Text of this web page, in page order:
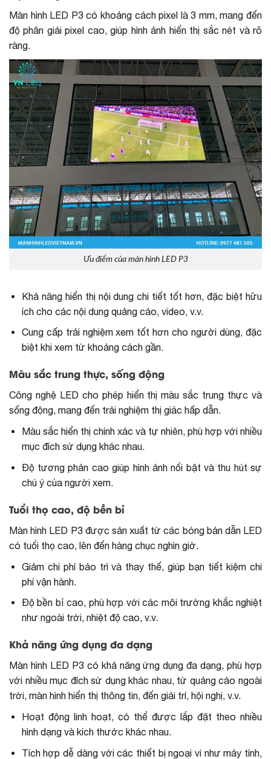
Màn hình LED P3 có khoảng cách pixel là 3 mm, mang đến
độ phân giải pixel cao, giúp hình ảnh hiển thị sắc nét và rõ
ràng.
Ưu điểm của màn hình LED P3
Khả năng hiển thị nội dung chi tiết tốt hơn, đặc biệt hữu
ích cho các nội dung quảng cáo, video, v.v.
Cung cấp trải nghiệm xem tốt hơn cho người dùng, đặc
biệt khi xem từ khoảng cách gần.
Màu sắc trung thực, sống động
Công nghệ LED cho phép hiển thị màu sắc trung thực và
sống động, mang đến trải nghiệm thị giác hấp dẫn.
Màu sắc hiển thị chính xác và tự nhiên, phù hợp với nhiều
mục đích sử dụng khác nhau.
Độ tương phản cao giúp hình ảnh nổi bật và thu hút sự
chú ý của người xem.
Tuổi thọ cao, độ bền bỉ
Màn hình LED P3 được sản xuất từ các bóng bán dẫn LED
có tuổi thọ cao, lên đến hàng chục nghìn giờ.
Giảm chi phí bảo trì và thay thế, giúp bạn tiết kiệm chi
phí vận hành.
Độ bền bỉ cao, phù hợp với các môi trường khắc nghiệt
như ngoài trời, nhiệt độ cao, v.v.
Khả năng ứng dụng đa dạng
Màn hình LED P3 có khả năng ứng dụng đa dạng, phù hợp
với nhiều mục đích sử dụng khác nhau, từ quảng cáo ngoài
trời, màn hình hiển thị thông tin, đến giải trí, hội nghị, v.v.
Hoạt động linh hoạt, có thể được lắp đặt theo nhiều
hình dạng và kích thước khác nhau.
Tích hợp dễ dàng với các thiết bị ngoại vi như máy tính,